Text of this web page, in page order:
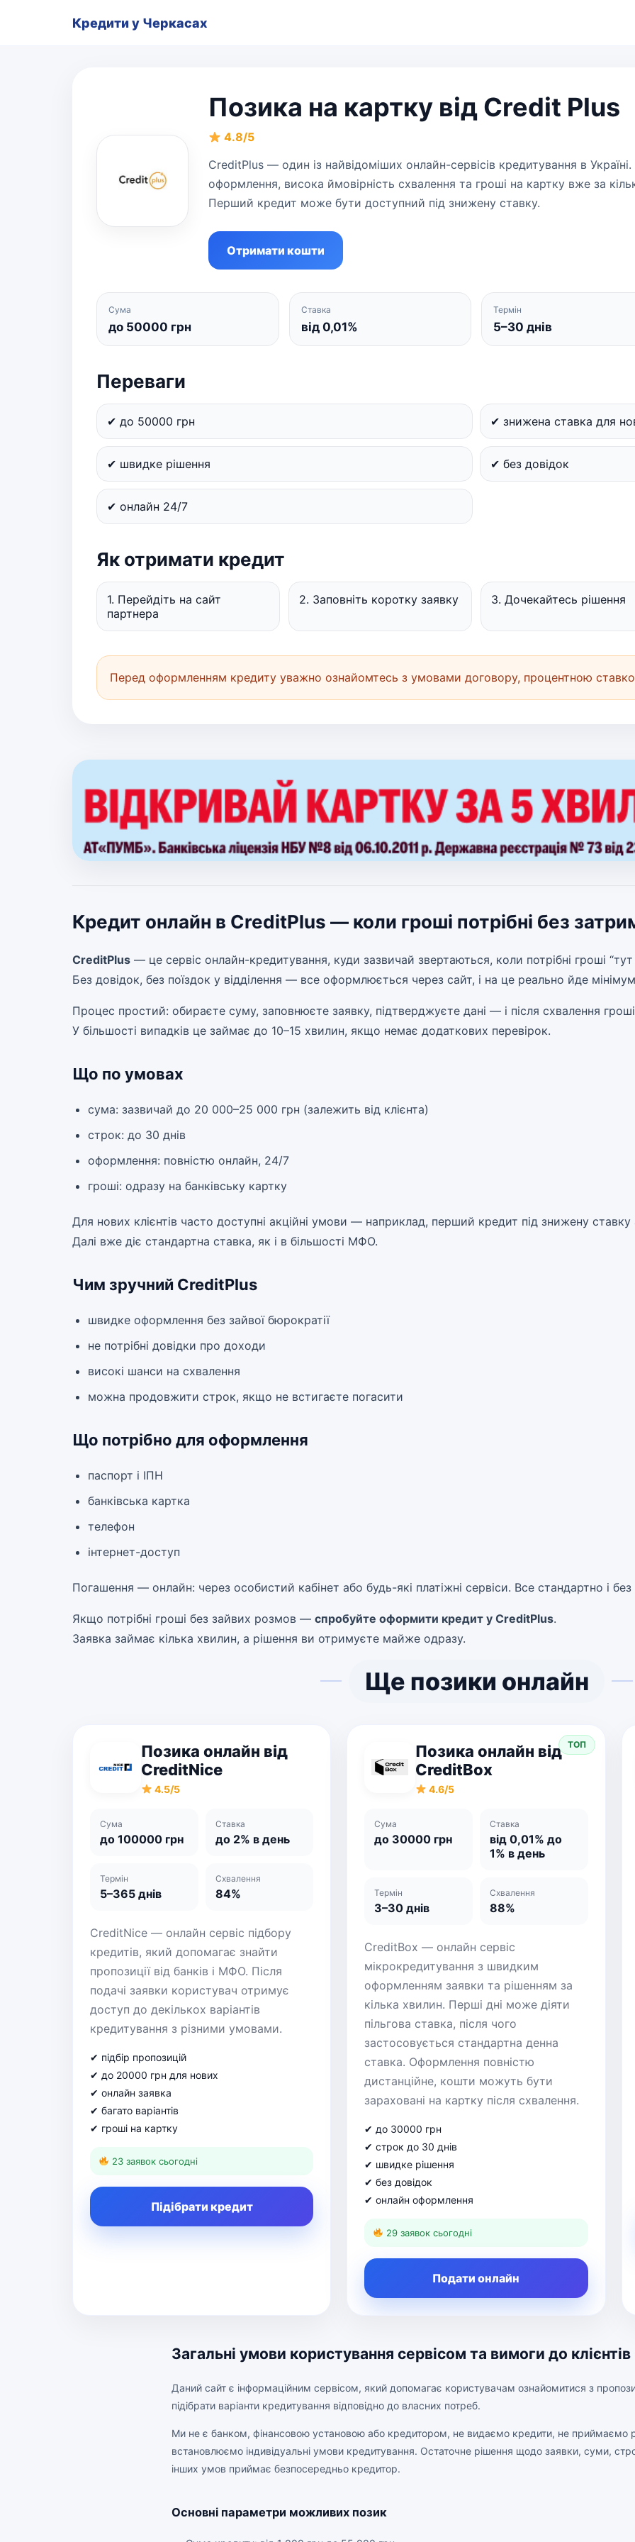
Кредити у Черкасах
Позика на картку від Credit Plus
4.8/5
CreditPlus — один із найвідоміших онлайн-сервісів кредитування в
оформлення, висока ймовірність схвалення та гроші на картку вже за
Перший кредит може бути доступний під знижену ставку.
Отримати кошти
Сума
до 50000 грн
Ставка
від 0,01%
Термін
5–30 днів
Переваги
✔ до 50000 грн ✔ знижена ставка для
✔ швидке рішення ✔ без довідок
✔ онлайн 24/7
Як отримати кредит
1. Перейдіть на сайт
партнера
2. Заповніть коротку заявку 3. Дочекайтесь рішення
Перед оформленням кредиту уважно ознайомтесь з умовами договору, процентною
Кредит онлайн в CreditPlus — коли гроші потрібні без
CreditPlus — це сервіс онлайн-кредитування, куди зазвичай звертаються, коли потрібні гроші “тут
Без довідок, без поїздок у відділення — все оформлюється через сайт, і на це реально йде
Процес простий: обираєте суму, заповнюєте заявку, підтверджуєте дані — і після схвалення
У більшості випадків це займає до 10–15 хвилин, якщо немає додаткових перевірок.
Що по умовах
сума: зазвичай до 20 000–25 000 грн (залежить від клієнта)
строк: до 30 днів
оформлення: повністю онлайн, 24/7
гроші: одразу на банківську картку
Для нових клієнтів часто доступні акційні умови — наприклад, перший кредит під знижену ставку
Далі вже діє стандартна ставка, як і в більшості МФО.
Чим зручний CreditPlus
швидке оформлення без зайвої бюрократії
не потрібні довідки про доходи
високі шанси на схвалення
можна продовжити строк, якщо не встигаєте погасити
Що потрібно для оформлення
паспорт і ІПН
банківська картка
телефон
інтернет-доступ
Погашення — онлайн: через особистий кабінет або будь-які платіжні сервіси. Все стандартно і
Якщо потрібні гроші без зайвих розмов — спробуйте оформити кредит у CreditPlus.
Заявка займає кілька хвилин, а рішення ви отримуєте майже одразу.
Ще позики онлайн
Позика онлайн від
CreditNice
4.5/5
Сума
до 100000 грн
Ставка
до 2% в день
Термін
5–365 днів
Схвалення
84%
CreditNice — онлайн сервіс підбору
кредитів, який допомагає знайти
пропозиції від банків і МФО. Після
подачі заявки користувач отримує
доступ до декількох варіантів
кредитування з різними умовами.
✔ підбір пропозицій
✔ до 20000 грн для нових
✔ онлайн заявка
✔ багато варіантів
✔ гроші на картку
23 заявок сьогодні
Підібрати кредит
ТОП
Позика онлайн від
CreditBox
4.6/5
Сума
до 30000 грн
Ставка
від 0,01% до
1% в день
Термін
3–30 днів
Схвалення
88%
CreditBox — онлайн сервіс
мікрокредитування з швидким
оформленням заявки та рішенням за
кілька хвилин. Перші дні може діяти
пільгова ставка, після чого
застосовується стандартна денна
ставка. Оформлення повністю
дистанційне, кошти можуть бути
зараховані на картку після схвалення.
✔ до 30000 грн
✔ строк до 30 днів
✔ швидке рішення
✔ без довідок
✔ онлайн оформлення
29 заявок сьогодні
Подати онлайн
Загальні умови користування сервісом та вимоги до клієнтів
Даний сайт є інформаційним сервісом, який допомагає користувачам ознайомитися з
підібрати варіанти кредитування відповідно до власних потреб.
Ми не є банком, фінансовою установою або кредитором, не видаємо кредити, не приймаємо
встановлюємо індивідуальні умови кредитування. Остаточне рішення щодо заявки, суми,
інших умов приймає безпосередньо кредитор.
Основні параметри можливих позик